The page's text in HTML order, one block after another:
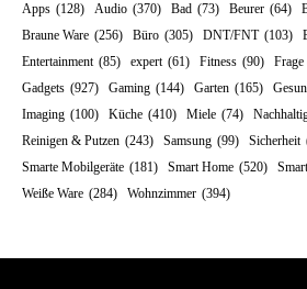
Apps (128) Audio (370) Bad (73) Beurer (64)
Braune Ware (256) Büro (305) DNT/FNT (103)
Entertainment (85) expert (61) Fitness (90) Frage
Gadgets (927) Gaming (144) Garten (165)
Imaging (100) Küche (410) Miele (74)
Reinigen & Putzen (243) Samsung (99) Sicherheit
Smarte Mobilgeräte (181) Smart Home (520)
Weiße Ware (284) Wohnzimmer (394)